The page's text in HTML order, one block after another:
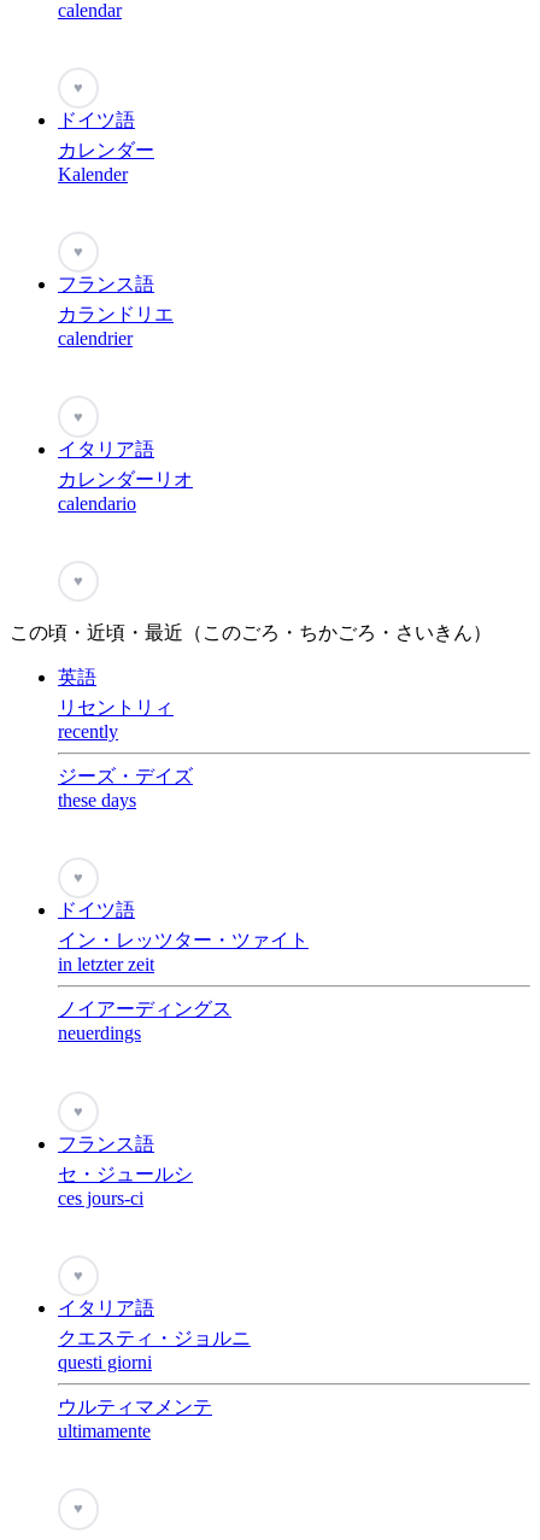
calendar
♥
ドイツ語
カレンダー
Kalender
♥
フランス語
カランドリエ
calendrier
♥
イタリア語
カレンダーリオ
calendario
♥
この頃・近頃・最近（このごろ・ちかごろ・さいきん）
英語
リセントリィ
recently
ジーズ・デイズ
these days
♥
ドイツ語
イン・レッツター・ツァイト
in letzter zeit
ノイアーディングス
neuerdings
♥
フランス語
セ・ジュールシ
ces jours-ci
♥
イタリア語
クエスティ・ジョルニ
questi giorni
ウルティマメンテ
ultimamente
♥